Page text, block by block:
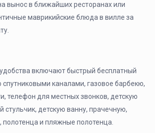
вынос в ближайших ресторанах или
маврикийские блюда в вилле за
включают быстрый бесплатный
спутниковыми каналами, газовое барбекю,
телефон для местных звонков, детскую
стульчик, детскую ванну, прачечную,
полотенца и пляжные полотенца.